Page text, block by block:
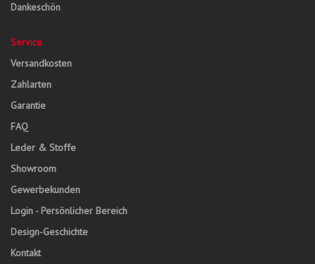
Dankeschön
Service
Versandkosten
Zahlarten
Garantie
FAQ
Leder & Stoffe
Showroom
Gewerbekunden
Login - Persönlicher Bereich
Design-Geschichte
Kontakt